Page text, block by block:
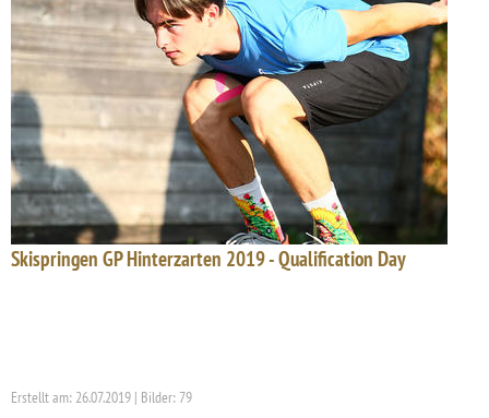
Skispringen GP Hinterzarten 2019 - Qualification Day
Erstellt am: 26.07.2019 | Bilder: 79